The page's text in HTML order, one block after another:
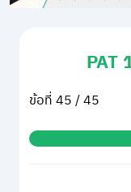
PAT
ข้อที่ 45 / 45